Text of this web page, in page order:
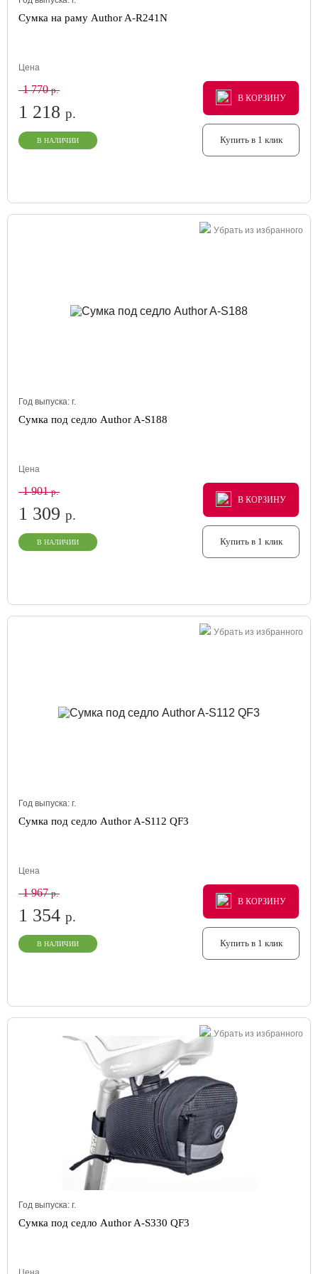
Сумка на раму Author A-R241N
Цена
1 770р.
1 218 р.
В НАЛИЧИИ
В КОРЗИНУ
В КОРЗИНУ
В КОРЗИНУ
Купить в 1 клик
Убрать из избранного
Год выпуска: г.
Сумка под седло Author A-S188
Цена
1 901р.
1 309 р.
В НАЛИЧИИ
В КОРЗИНУ
В КОРЗИНУ
В КОРЗИНУ
Купить в 1 клик
Убрать из избранного
Год выпуска: г.
Сумка под седло Author A-S112 QF3
Цена
1 967р.
1 354 р.
В НАЛИЧИИ
В КОРЗИНУ
В КОРЗИНУ
В КОРЗИНУ
Купить в 1 клик
Убрать из избранного
Год выпуска: г.
Сумка под седло Author A-S330 QF3